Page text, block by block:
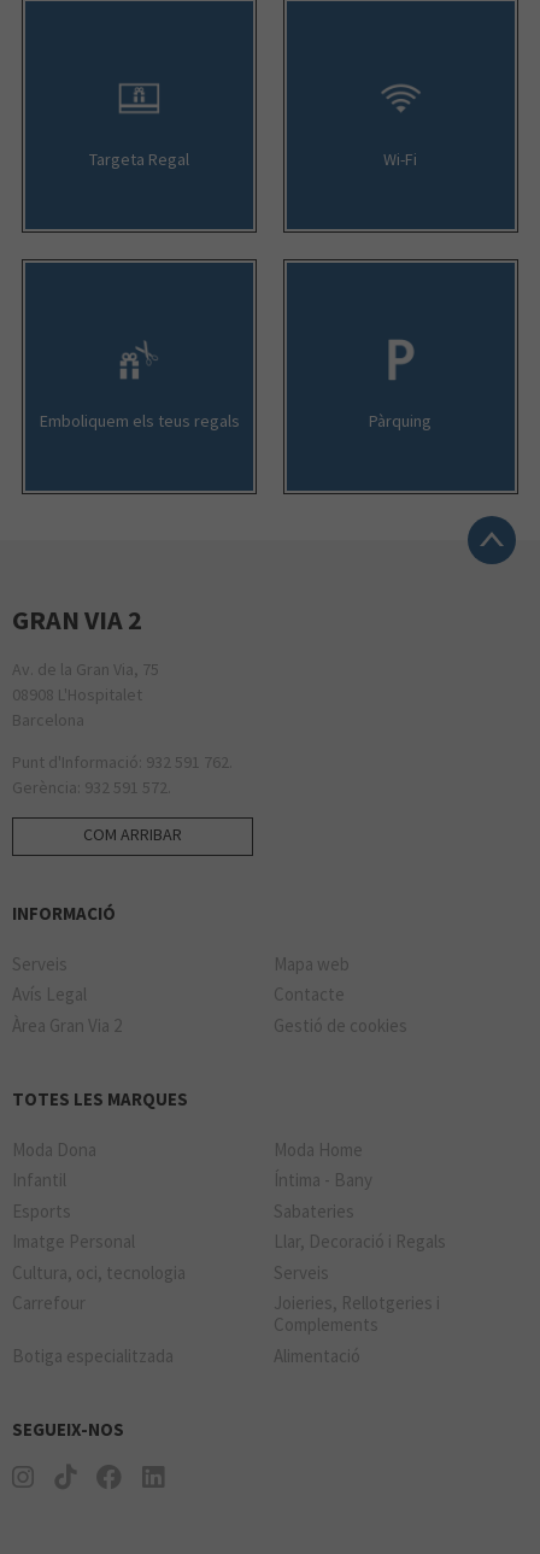
Targeta Regal Wi-Fi
Emboliquem els teus regals Pàrquing
GRAN VIA 2
Av. de la Gran Via, 75
08908 L'Hospitalet
Barcelona
Punt d'Informació: 932 591 762.
Gerència: 932 591 572.
COM ARRIBAR
INFORMACIÓ
Serveis
Mapa web
Avís Legal
Contacte
Àrea Gran Via 2
Gestió de cookies
TOTES LES MARQUES
Moda Dona
Moda Home
Infantil
Íntima - Bany
Esports
Sabateries
Imatge Personal
Llar, Decoració i Regals
Cultura, oci, tecnologia
Serveis
Carrefour
Joieries, Rellotgeries i
Complements
Botiga especialitzada
Alimentació
SEGUEIX-NOS